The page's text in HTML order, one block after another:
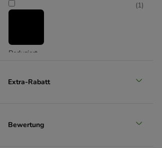
Reduziert
(1)
Extra-Rabatt
Bewertung